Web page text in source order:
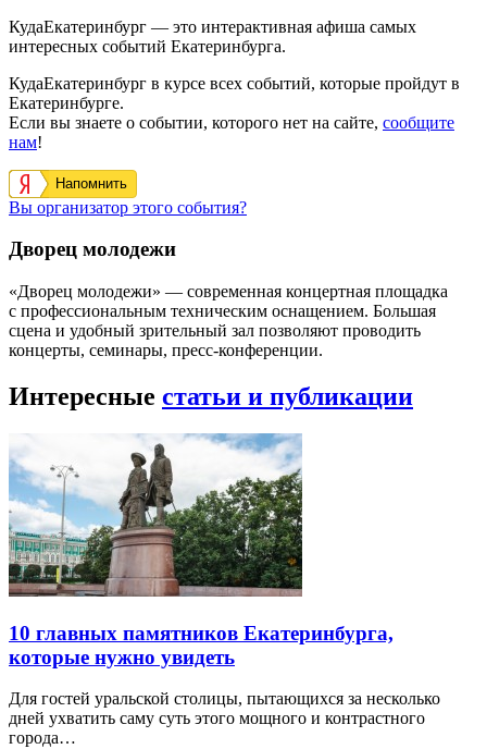
КудаЕкатеринбург — это интерактивная афиша самых
интересных событий Екатеринбурга.
КудаЕкатеринбург в курсе всех событий, которые пройдут в
Екатеринбурге.
Если вы знаете о событии, которого нет на сайте, сообщите
нам!
Напомнить
Вы организатор этого события?
Дворец молодежи
«Дворец молодежи» — современная концертная площадка
с профессиональным техническим оснащением. Большая
сцена и удобный зрительный зал позволяют проводить
концерты, семинары, пресс-конференции.
Интересные статьи и публикации
10 главных памятников Екатеринбурга,
которые нужно увидеть
Для гостей уральской столицы, пытающихся за несколько
дней ухватить саму суть этого мощного и контрастного
города…